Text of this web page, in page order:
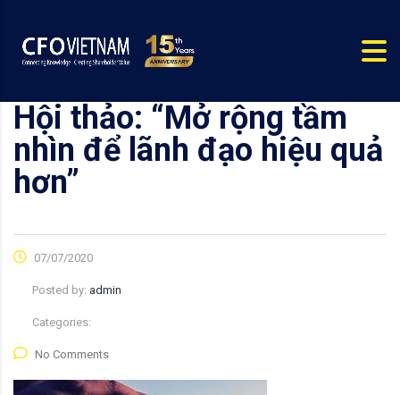
Hội thảo: “Mở rộng tầm
nhìn để lãnh đạo hiệu quả
hơn”
07/07/2020
Posted by: admin
Categories:
No Comments